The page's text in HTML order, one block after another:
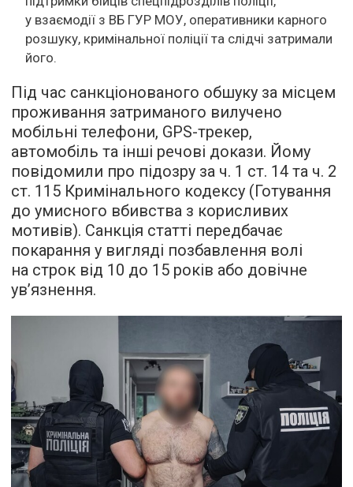
у взаємодії з ВБ ГУР МОУ, оперативники карного
розшуку, кримінальної поліції та слідчі затримали
його.
Під час санкціонованого обшуку за місцем
проживання затриманого вилучено
мобільні телефони, GPS-трекер,
автомобіль та інші речові докази. Йому
повідомили про підозру за ч. 1 ст. 14 та ч. 2
ст. 115 Кримінального кодексу (Готування
до умисного вбивства з корисливих
мотивів). Санкція статті передбачає
покарання у вигляді позбавлення волі
на строк від 10 до 15 років або довічне
ув’язнення.